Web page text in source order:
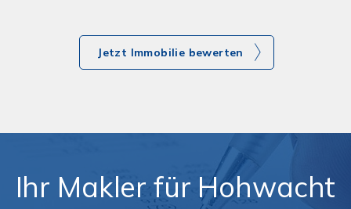
Jetzt Immobilie bewerten
Ihr Makler für Hohwacht